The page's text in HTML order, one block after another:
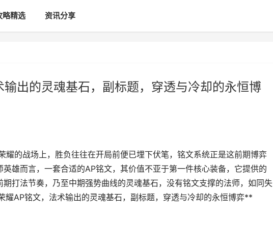
略精选 资讯分享
出的灵魂基石，副标题，穿透与冷却的永恒博
的战场上，胜负往往在开局前便已埋下伏笔，铭文系统正是这前期博弈
雄而言，一套合适的AP铭文，其价值不亚于第一件核心装备，它提供的
打法节奏，乃至中期强势曲线的灵魂基石，没有铭文支撑的法师，如同失
耀AP铭文，法术输出的灵魂基石，副标题，穿透与冷却的永恒博弈**